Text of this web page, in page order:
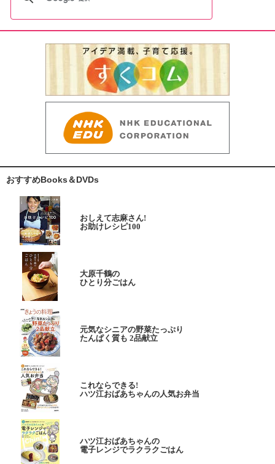
おすすめBooks＆DVDs
おしえて志麻さん!
お助けレシピ100
大原千鶴の
ひとり分ごはん
元気なシニアの野菜たっぷり
たんぱく質も 2品献立
これならできる!
ハツ江おばあちゃんの人気お弁当
ハツ江おばあちゃんの
電子レンジでラクラクごはん